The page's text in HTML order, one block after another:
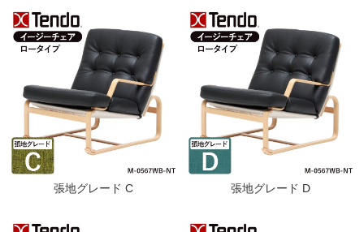
張地グレード C 張地グレード D